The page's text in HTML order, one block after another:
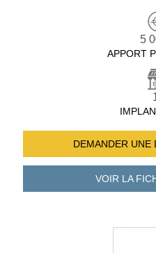
5
APPORT
DEMANDER UNE
VOIR LA